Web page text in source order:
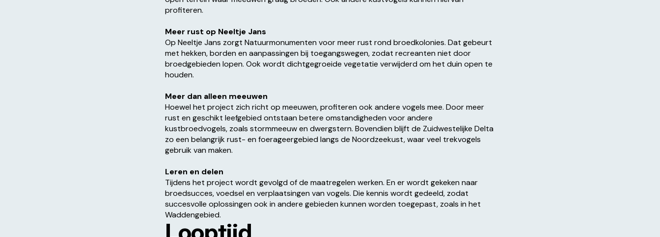
profiteren.
Meer rust op Neeltje Jans
Op Neeltje Jans zorgt Natuurmonumenten voor meer rust rond broedkolonies. Dat gebeurt
met hekken, borden en aanpassingen bij toegangswegen, zodat recreanten niet door
broedgebieden lopen. Ook wordt dichtgegroeide vegetatie verwijderd om het duin open te
houden.
Meer dan alleen meeuwen
Hoewel het project zich richt op meeuwen, profiteren ook andere vogels mee. Door meer
rust en geschikt leefgebied ontstaan betere omstandigheden voor andere
kustbroedvogels, zoals stormmeeuw en dwergstern. Bovendien blijft de Zuidwestelijke Delta
zo een belangrijk rust- en foerageergebied langs de Noordzeekust, waar veel trekvogels
gebruik van maken.
Leren en delen
Tijdens het project wordt gevolgd of de maatregelen werken. En er wordt gekeken naar
broedsucces, voedsel en verplaatsingen van vogels. Die kennis wordt gedeeld, zodat
succesvolle oplossingen ook in andere gebieden kunnen worden toegepast, zoals in het
Waddengebied.